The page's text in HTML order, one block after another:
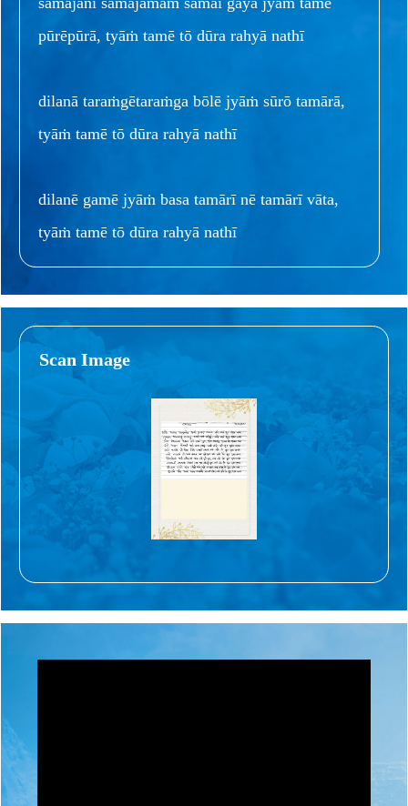
pūrēpūrā, tyāṁ tamē tō dūra rahyā nathī
dilanā taraṁgētaraṁga bōlē jyāṁ sūrō tamārā,
tyāṁ tamē tō dūra rahyā nathī
dilanē gamē jyāṁ basa tamārī nē tamārī vāta,
tyāṁ tamē tō dūra rahyā nathī
Scan Image